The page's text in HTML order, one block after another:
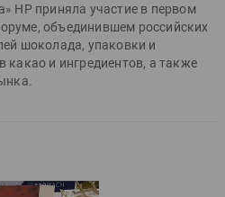
HP приняла участие в первом
объединившем российских
шоколада, упаковки и
и ингредиентов, а также